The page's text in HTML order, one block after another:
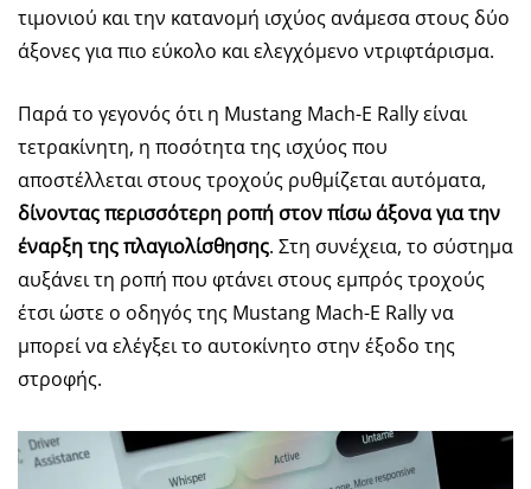
τιμονιού και την κατανομή ισχύος ανάμεσα στους δύο
άξονες για πιο εύκολο και ελεγχόμενο ντριφτάρισμα.
Παρά το γεγονός ότι η Mustang Mach-E Rally είναι
τετρακίνητη, η ποσότητα της ισχύος που
αποστέλλεται στους τροχούς ρυθμίζεται αυτόματα,
δίνοντας περισσότερη ροπή στον πίσω άξονα για την
έναρξη της πλαγιολίσθησης. Στη συνέχεια, το σύστημα
αυξάνει τη ροπή που φτάνει στους εμπρός τροχούς
έτσι ώστε ο οδηγός της Mustang Mach-E Rally να
μπορεί να ελέγξει το αυτοκίνητο στην έξοδο της
στροφής.